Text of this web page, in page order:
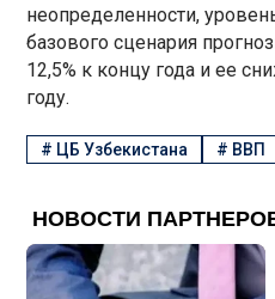
неопределенности,
базового сценария
12,5% к концу года и ее
году.
# ЦБ Узбекистана # ВВП